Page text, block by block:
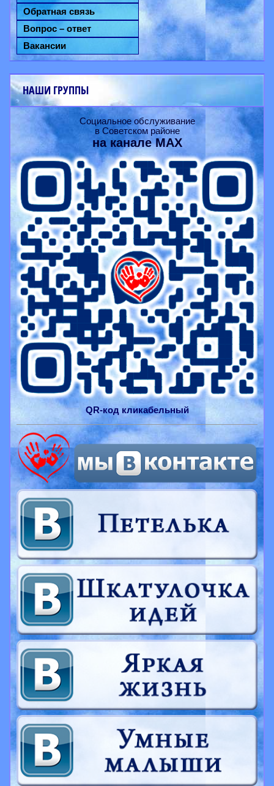
Обратная связь
Вопрос – ответ
Вакансии
НАШИ ГРУППЫ
Социальное обслуживание
в Советском районе
на каналеMAX
QR-код кликабельный